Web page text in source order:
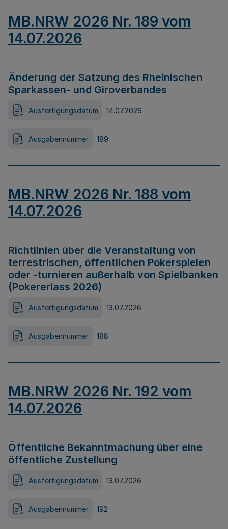
MB.NRW 2026 Nr. 189 vom
14.07.2026
Änderung der Satzung des Rheinischen
Sparkassen- und Giroverbandes
Ausfertigungsdatum 14.07.2026
Ausgabennummer 189
MB.NRW 2026 Nr. 188 vom
14.07.2026
Richtlinien über die Veranstaltung von
terrestrischen, öffentlichen Pokerspielen
oder -turnieren außerhalb von Spielbanken
(Pokererlass 2026)
Ausfertigungsdatum 13.07.2026
Ausgabennummer 188
MB.NRW 2026 Nr. 192 vom
14.07.2026
Öffentliche Bekanntmachung über eine
öffentliche Zustellung
Ausfertigungsdatum 13.07.2026
Ausgabennummer 192